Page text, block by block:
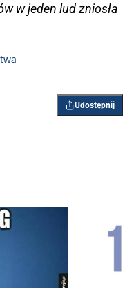
w jeden lud zniosła
Udostępnij